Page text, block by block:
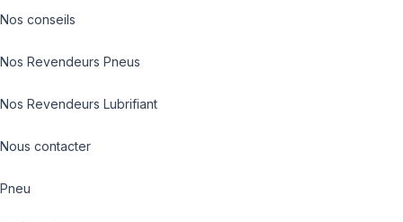
Nos conseils
Nos Revendeurs Pneus
Nos Revendeurs Lubrifiant
Nous contacter
Pneu